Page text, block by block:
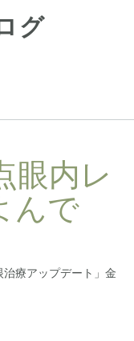
グ
眼内レ
んで
療アップデート」金